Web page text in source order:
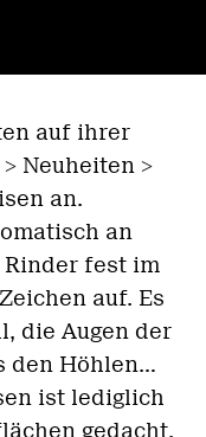
auf ihrer
Neuheiten >
an.
an
Rinder fest im
auf. Es
die Augen der
den Höhlen...
ist lediglich
gedacht.